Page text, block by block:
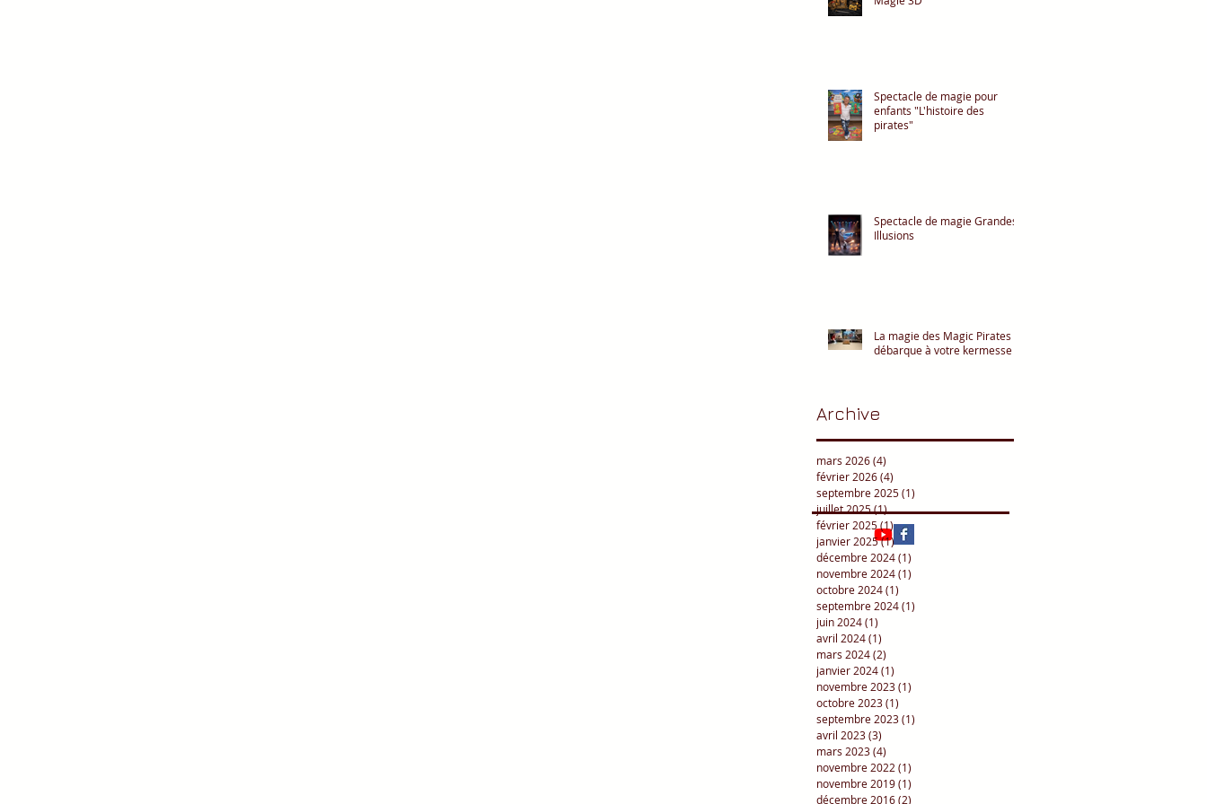
Spectacle de magie pour
enfants "L'histoire des
pirates"
Spectacle de magie Grandes
Illusions
La magie des Magic Pirates
débarque à votre kermesse !
Archive
mars 2026(4)
février 2026(4)
septembre 2025(1)
juillet 2025(1)1 post
février 2025(1)1 post
janvier 2025(1) 1 post
décembre 2024(1)
novembre 2024(1)
octobre 2024(1)
septembre 2024(1)
juin 2024(1)
avril 2024(1)
mars 2024(2)
janvier 2024(1)
novembre 2023(1)
octobre 2023(1)
septembre 2023(1)
avril 2023(3)
mars 2023(4)
novembre 2022 (1)
novembre 2019(1)
décembre 2016(2)